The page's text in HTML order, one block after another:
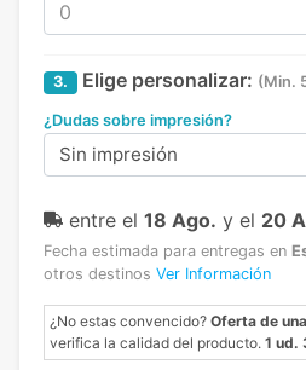
3. Elige personalizar: (Min.
¿Dudas sobre impresión?
Sin impresión
entre el 18 Ago. y el 20
Fecha estimada para entregas en
otros destinos Ver Información
¿No estas convencido? Oferta de
verifica la calidad del producto. 1 ud.